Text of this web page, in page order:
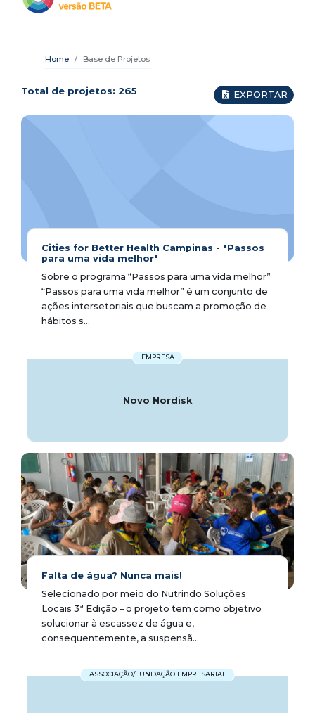
Home Base de Projetos
Total de projetos: 265 EXPORTAR
Cities for Better Health Campinas - "Passos
para uma vida melhor"
Sobre o programa “Passos para uma vida melhor”
“Passos para uma vida melhor” é um conjunto de
ações intersetoriais que buscam a promoção de
hábitos s...
EMPRESA
Novo Nordisk
Falta de água? Nunca mais!
Selecionado por meio do Nutrindo Soluções
Locais 3ª Edição – o projeto tem como objetivo
solucionar à escassez de água e,
consequentemente, a suspensã...
ASSOCIAÇÃO/FUNDAÇÃO EMPRESARIAL